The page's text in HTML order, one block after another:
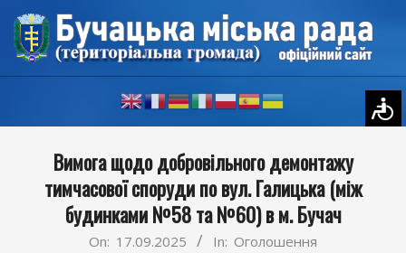
Skip
content
NavigationВимога щодо добровільного демонтажу
тимчасової споруди по вул. Галицька (між
будинками №58 та №60) в м. Бучач
On: 17.09.2025 In: Оголошення